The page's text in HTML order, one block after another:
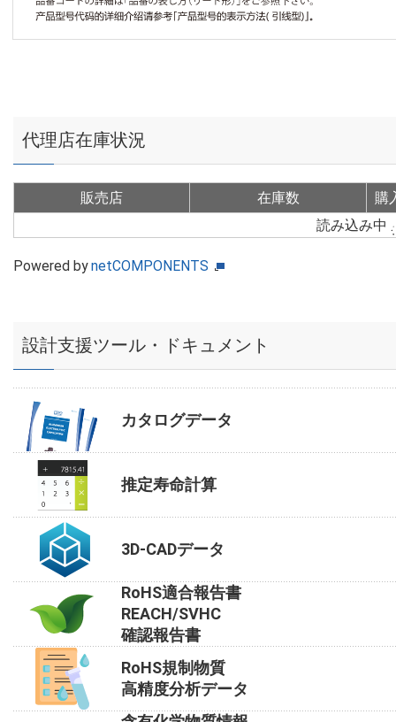
代理店在庫状況
販売店 在庫数
購
読み込み中
Powered bynetCOMPONENTS
設計支援ツール・ドキュメント
カタログデータ
推定寿命計算
3D-CADデータ
RoHS適合報告書
REACH/SVHC
確認報告書
RoHS規制物質
高精度分析データ